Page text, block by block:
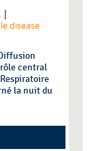
|
disease
central
la nuit du